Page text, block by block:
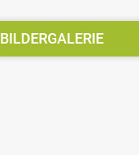
BILDERGALERIE